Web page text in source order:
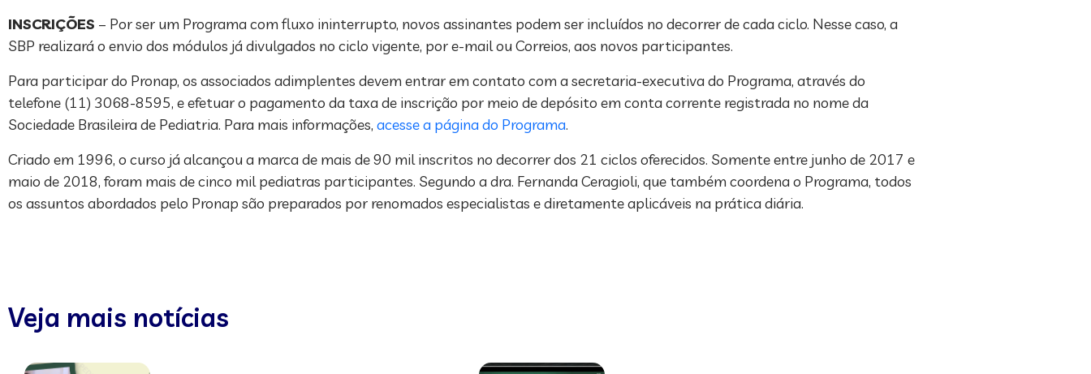
INSCRIÇÕES – Por ser um Programa com fluxo ininterrupto, novos assinantes podem ser incluídos no decorrer de cada ciclo. Nesse caso, a
SBP realizará o envio dos módulos já divulgados no ciclo vigente, por e-mail ou Correios, aos novos participantes.
Para participar do Pronap, os associados adimplentes devem entrar em contato com a secretaria-executiva do Programa, através do
telefone (11) 3068-8595, e efetuar o pagamento da taxa de inscrição por meio de depósito em conta corrente registrada no nome da
Sociedade Brasileira de Pediatria. Para mais informações, acesse a página do Programa.
Criado em 1996, o curso já alcançou a marca de mais de 90 mil inscritos no decorrer dos 21 ciclos oferecidos. Somente entre junho de 2017 e
maio de 2018, foram mais de cinco mil pediatras participantes. Segundo a dra. Fernanda Ceragioli, que também coordena o Programa, todos
os assuntos abordados pelo Pronap são preparados por renomados especialistas e diretamente aplicáveis na prática diária.
Veja mais notícias